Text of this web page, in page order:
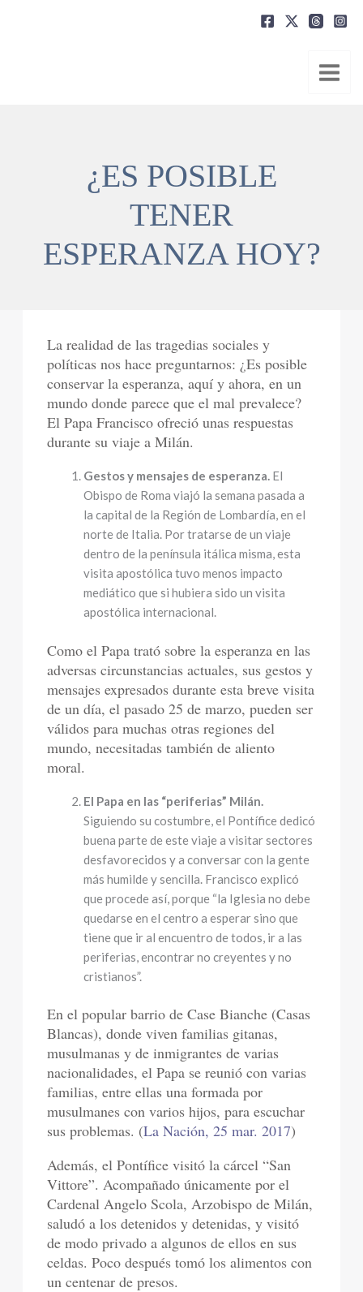
¿ES POSIBLE
TENER
ESPERANZA HOY?
La realidad de las tragedias sociales y
políticas nos hace preguntarnos: ¿Es posible
conservar la esperanza, aquí y ahora, en un
mundo donde parece que el mal prevalece?
El Papa Francisco ofreció unas respuestas
durante su viaje a Milán.
Gestos y mensajes de esperanza. El
Obispo de Roma viajó la semana pasada a
la capital de la Región de Lombardía, en el
norte de Italia. Por tratarse de un viaje
dentro de la península itálica misma, esta
visita apostólica tuvo menos impacto
mediático que si hubiera sido un visita
apostólica internacional.
Como el Papa trató sobre la esperanza en las
adversas circunstancias actuales, sus gestos y
mensajes expresados durante esta breve visita
de un día, el pasado 25 de marzo, pueden ser
válidos para muchas otras regiones del
mundo, necesitadas también de aliento
moral.
El Papa en las “periferias” Milán.
Siguiendo su costumbre, el Pontífice dedicó
buena parte de este viaje a visitar sectores
desfavorecidos y a conversar con la gente
más humilde y sencilla. Francisco explicó
que procede así, porque “la Iglesia no debe
quedarse en el centro a esperar sino que
tiene que ir al encuentro de todos, ir a las
periferias, encontrar no creyentes y no
cristianos”.
En el popular barrio de Case Bianche (Casas
Blancas), donde viven familias gitanas,
musulmanas y de inmigrantes de varias
nacionalidades, el Papa se reunió con varias
familias, entre ellas una formada por
musulmanes con varios hijos, para escuchar
sus problemas. (La Nación, 25 mar. 2017)
Además, el Pontífice visitó la cárcel “San
Vittore”. Acompañado únicamente por el
Cardenal Angelo Scola, Arzobispo de Milán,
saludó a los detenidos y detenidas, y visitó
de modo privado a algunos de ellos en sus
celdas. Poco después tomó los alimentos con
un centenar de presos.